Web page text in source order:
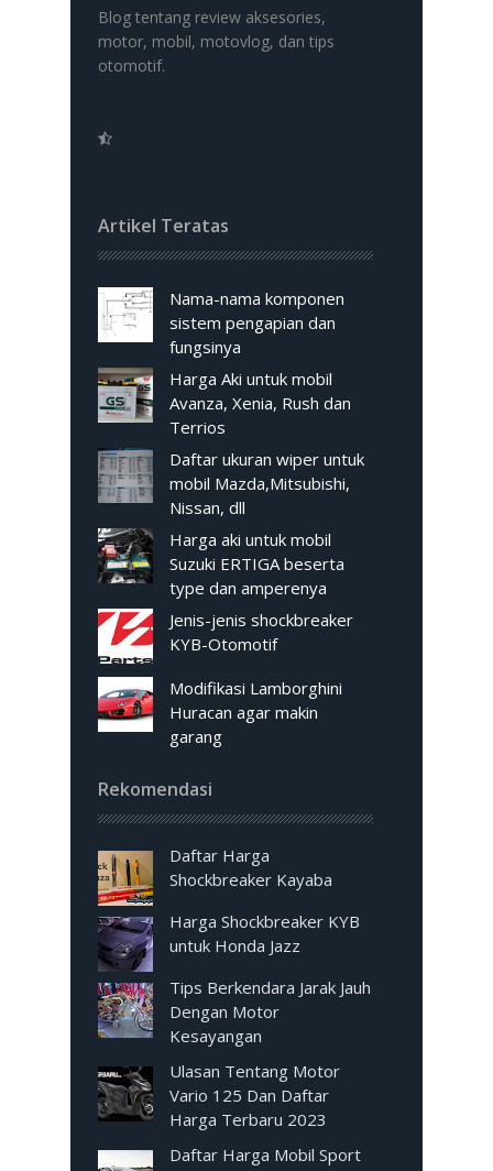
Blog tentang review aksesories,
motor, mobil, motovlog, dan tips
otomotif.
Artikel Teratas
Nama-nama komponen
sistem pengapian dan
fungsinya
Harga Aki untuk mobil
Avanza, Xenia, Rush dan
Terrios
Daftar ukuran wiper untuk
mobil Mazda,Mitsubishi,
Nissan, dll
Harga aki untuk mobil
Suzuki ERTIGA beserta
type dan amperenya
Jenis-jenis shockbreaker
KYB-Otomotif
Modifikasi Lamborghini
Huracan agar makin
garang
Rekomendasi
Daftar Harga
Shockbreaker Kayaba
Harga Shockbreaker KYB
untuk Honda Jazz
Tips Berkendara Jarak Jauh
Dengan Motor
Kesayangan
Ulasan Tentang Motor
Vario 125 Dan Daftar
Harga Terbaru 2023
Daftar Harga Mobil Sport